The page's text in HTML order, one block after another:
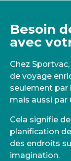
Besoin
avec
Chez
de voyage
seulement par
mais aussi par
Cela signifie
planification
des endroits
imagination.